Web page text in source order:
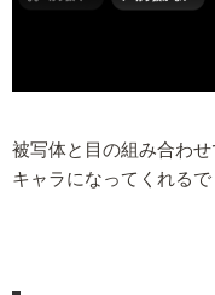
被写体と目の組み合わ
キャラになってくれるで